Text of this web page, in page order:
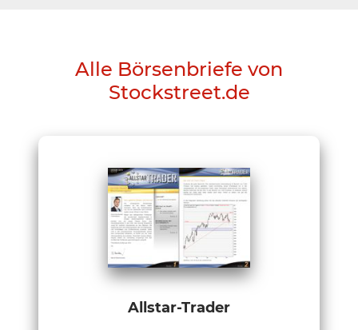
Alle Börsenbriefe von
Stockstreet.de
Allstar-Trader